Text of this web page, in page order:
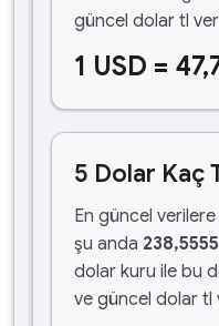
güncel dolar tl
1 USD =
5 Dolar Kaç
En güncel
şu anda
dolar kuru ile bu
ve güncel dolar tl